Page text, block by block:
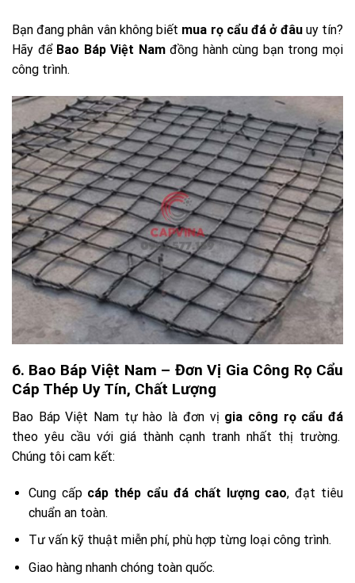
Bạn đang phân vân không biết mua rọ cẩu đá ở đâuuy tín?
Hãy để Bao Báp Việt Namđồng hành cùng bạn trong mọi
công trình.
6. Bao Báp Việt Nam – Đơn Vị Gia Công Rọ Cẩu
Cáp Thép Uy Tín, Chất Lượng
Bao Báp Việt Nam tự hào là đơn vị gia công rọ cẩu đá
theo yêu cầu với giá thành cạnh tranh nhất thị trường.
Chúng tôi cam kết:
Cung cấp cáp thép cẩu đá chất lượng cao, đạt tiêu
chuẩn an toàn.
Tư vấn kỹ thuật miễn phí, phù hợp từng loại công trình.
Giao hàng nhanh chóng toàn quốc.